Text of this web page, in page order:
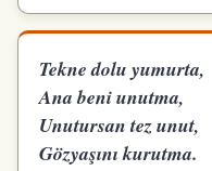
Tekne dolu yumurta,
Ana beni unutma,
Unutursan tez unut,
Gözyaşını kurutma.